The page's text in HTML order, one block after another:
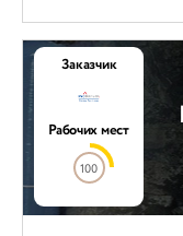
Заказчик
Рабочих мест
100